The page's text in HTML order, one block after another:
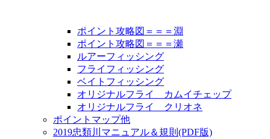
ポイント攻略図＝＝＝淵
ポイント攻略図＝＝＝瀬
ルアーフィッシング
フライフィッシング
ベイトフィッシング
オリジナルフライ カムイチェップ
オリジナルフライ クリオネ
ポイントマップ他
2019忠類川マニュアル＆規則(PDF版)